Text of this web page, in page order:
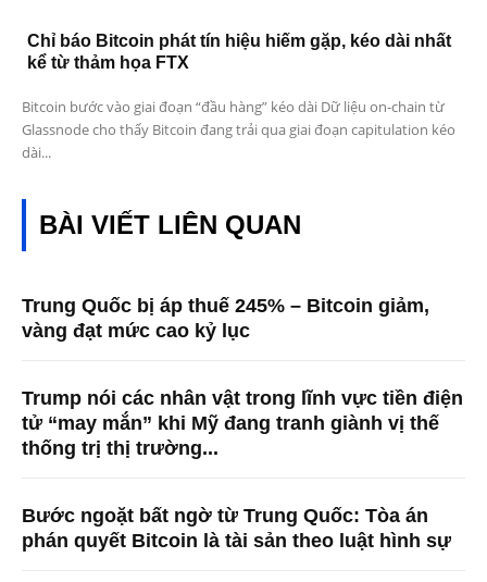
Chỉ báo Bitcoin phát tín hiệu hiếm gặp, kéo dài nhất
kể từ thảm họa FTX
Bitcoin bước vào giai đoạn “đầu hàng” kéo dài Dữ liệu on-chain từ
Glassnode cho thấy Bitcoin đang trải qua giai đoạn capitulation kéo
dài...
BÀI VIẾT LIÊN QUAN
Trung Quốc bị áp thuế 245% – Bitcoin giảm,
vàng đạt mức cao kỷ lục
Trump nói các nhân vật trong lĩnh vực tiền điện
tử “may mắn” khi Mỹ đang tranh giành vị thế
thống trị thị trường...
Bước ngoặt bất ngờ từ Trung Quốc: Tòa án
phán quyết Bitcoin là tài sản theo luật hình sự